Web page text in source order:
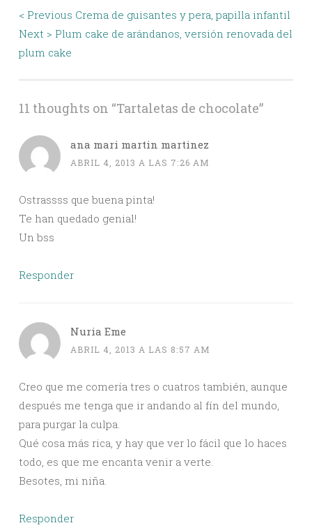
Post
navigation
< Previous Crema de guisantes y pera, papilla infantil
Next > Plum cake de arándanos, versión renovada del
plum cake
11 thoughts on “Tartaletas de chocolate”
ana mari martin martinez
ABRIL 4, 2013 A LAS 7:26 AM
Ostrassss que buena pinta!
Te han quedado genial!
Un bss
Responder
Nuria Eme
ABRIL 4, 2013 A LAS 8:57 AM
Creo que me comería tres o cuatros también, aunque
después me tenga que ir andando al fín del mundo,
para purgar la culpa.
Qué cosa más rica, y hay que ver lo fácil que lo haces
todo, es que me encanta venir a verte.
Besotes, mi niña.
Responder